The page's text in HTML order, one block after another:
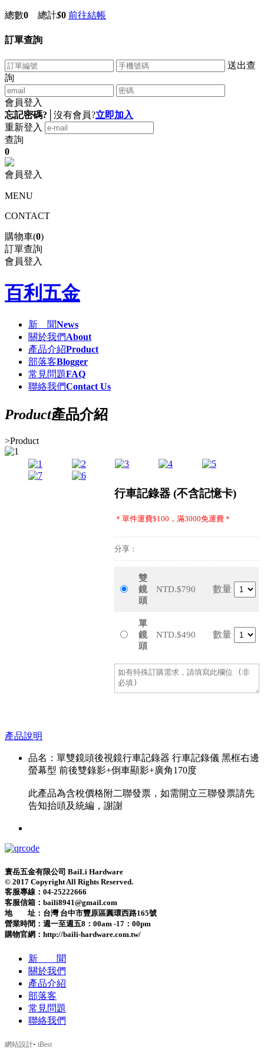
總數0 總計$0 前往結帳
訂單查詢
送出查
詢
會員登入
忘記密碼?
沒有會員?立即加入
重新登入
查詢
0
會員登入
MENU
CONTACT
購物車(0)
訂單查詢
會員登入
百利五金
新 聞News
關於我們About
產品介紹Product
部落客Blogger
常見問題FAQ
聯絡我們Contact Us
Product產品介紹
>Product
行車記錄器 (不含記憶卡)
＊單件運費$100，滿3000免運費＊
分享：
雙
鏡
頭
NTD.$790 數量
單
鏡
頭
NTD.$490 數量
產品說明
品名：單雙鏡頭後視鏡行車記錄器 行車記錄儀 黑框右邊
螢幕型 前後雙錄影+倒車顯影+廣角170度
此產品為含稅價格附二聯發票，如需開立三聯發票請先
告知抬頭及統編，謝謝
寰岳五金有限公司 BaiLi Hardware
© 2017 Copyright All Rights Reserved.
客服專線：04-25222666
客服信箱：baili8941@gmail.com
地 址：台灣 台中市豐原區圓環西路165號
營業時間： 週一至週五8：00am -17：00pm
購物官網：http://baili-hardware.com.tw/
新 聞
關於我們
產品介紹
部落客
常見問題
聯絡我們
網站設計‧ iBest